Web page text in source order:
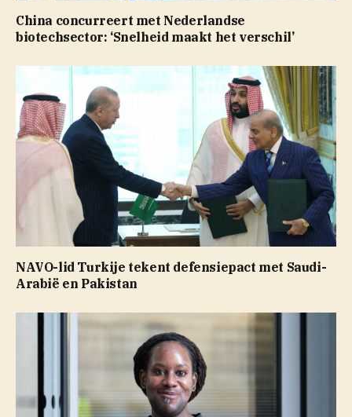
China concurreert met Nederlandse
biotechsector: ‘Snelheid maakt het verschil’
NAVO-lid Turkije tekent defensiepact met Saudi-
Arabië en Pakistan